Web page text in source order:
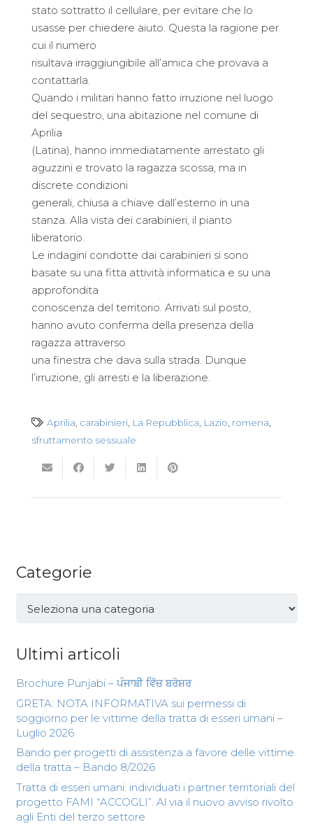
stato sottratto il cellulare, per evitare che lo
usasse per chiedere aiuto. Questa la ragione per
cui il numero
risultava irraggiungibile all’amica che provava a
contattarla.
Quando i militari hanno fatto irruzione nel luogo
del sequestro, una abitazione nel comune di
Aprilia
(Latina), hanno immediatamente arrestato gli
aguzzini e trovato la ragazza scossa, ma in
discrete condizioni
generali, chiusa a chiave dall’esterno in una
stanza. Alla vista dei carabinieri, il pianto
liberatorio.
Le indagini condotte dai carabinieri si sono
basate su una fitta attività informatica e su una
approfondita
conoscenza del territorio. Arrivati sul posto,
hanno avuto conferma della presenza della
ragazza attraverso
una finestra che dava sulla strada. Dunque
l’irruzione, gli arresti e la liberazione.
Aprilia, carabinieri, La Repubblica, Lazio, romena,
sfruttamento sessuale
Categorie
Categorie
Ultimi articoli
Brochure Punjabi – ਪੰਜਾਬੀ ਵਿੱਚ ਬਰੋਸ਼ਰ
GRETA: NOTA INFORMATIVA sui permessi di
soggiorno per le vittime della tratta di esseri umani –
Luglio 2026
Bando per progetti di assistenza a favore delle vittime
della tratta – Bando 8/2026
Tratta di esseri umani: individuati i partner territoriali del
progetto FAMI “ACCOGLI”. Al via il nuovo avviso rivolto
agli Enti del terzo settore